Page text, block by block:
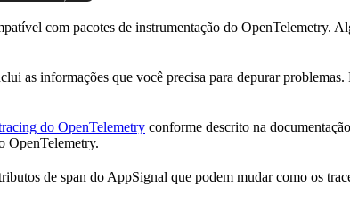
com pacotes de instrumentação do OpenTelemetry.
as informações que você precisa para depurar
do OpenTelemetry conforme descrito na
OpenTelemetry.
de span do AppSignal que podem mudar como os